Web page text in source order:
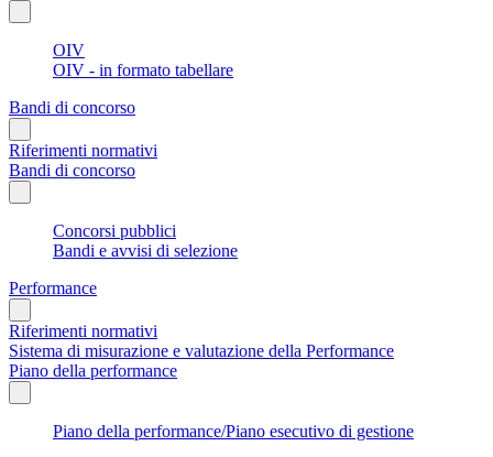
OIV
OIV - in formato tabellare
Bandi di concorso
Riferimenti normativi
Bandi di concorso
Concorsi pubblici
Bandi e avvisi di selezione
Performance
Riferimenti normativi
Sistema di misurazione e valutazione della Performance
Piano della performance
Piano della performance/Piano esecutivo di gestione